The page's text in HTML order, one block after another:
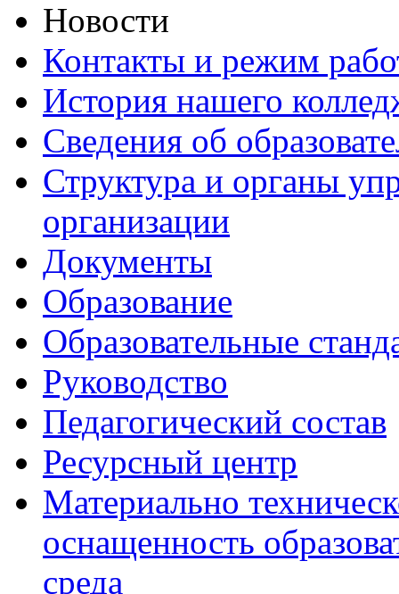
Новости
Контакты и режим
История нашего
Сведения об
Структура и органы
организации
Документы
Образование
Образовательные
Руководство
Педагогический состав
Ресурсный центр
Материально
оснащенность
среда